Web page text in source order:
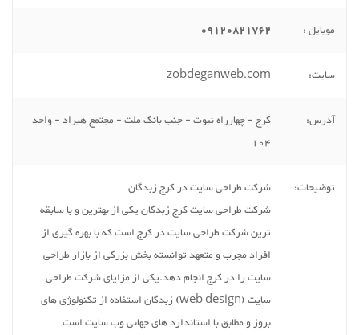
موبایل : 09120821762
سایت: zobdeganweb.com
آدرس:
کرج - چهارراه نبوت - جنب بانک ملت - مجتمع هیراد - واحد
104
توضیحات:
شرکت طراحی سایت در کرج زبدگان
شرکت طراحی سایت کرج زبدگان یکی از بهترین و با سابقه
ترین شرکت طراحی سایت در کرج است که با بهره گیری از
افراد مجرب و متعهد توانسته بخش بزرگی از بازار طراحی
سایت را در کرج انجام دهد.یکی از مزایای شرکت طراحی
سایت (web design) زبدگان استفاده از تکنولوژی های
بروز و مطابق با استاندارد های جهانی وب سایت است